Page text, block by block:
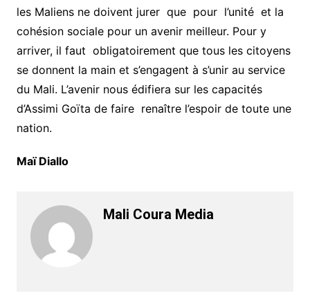
les Maliens ne doivent jurer que pour l’unité et la
cohésion sociale pour un avenir meilleur. Pour y
arriver, il faut obligatoirement que tous les citoyens
se donnent la main et s’engagent à s’unir au service
du Mali. L’avenir nous édifiera sur les capacités
d’Assimi Goïta de faire renaître l’espoir de toute une
nation.
Maï Diallo
Mali Coura Media